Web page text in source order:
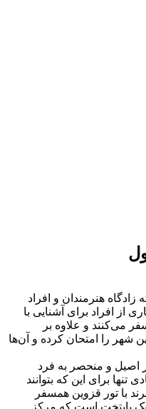
هنرمندان و افراد
از افراد برای آشنایی با
می‌کنند و علاوه بر
شهر را امتحان کرده و آن‌ها
اصیل و منحصر به فرد
برای این که بتوانند
با تور قزوین همسفر
پایتخت است که مرکز